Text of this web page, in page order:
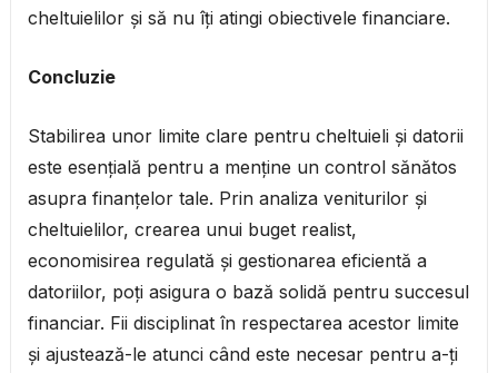
cheltuielilor și să nu îți atingi obiectivele financiare.
Concluzie
Stabilirea unor limite clare pentru cheltuieli și datorii
este esențială pentru a menține un control sănătos
asupra finanțelor tale. Prin analiza veniturilor și
cheltuielilor, crearea unui buget realist,
economisirea regulată și gestionarea eficientă a
datoriilor, poți asigura o bază solidă pentru succesul
financiar. Fii disciplinat în respectarea acestor limite
și ajustează-le atunci când este necesar pentru a-ți